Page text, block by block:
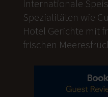
internationale
Spezialitäten wie
Hotel Gerichte mit
frischen